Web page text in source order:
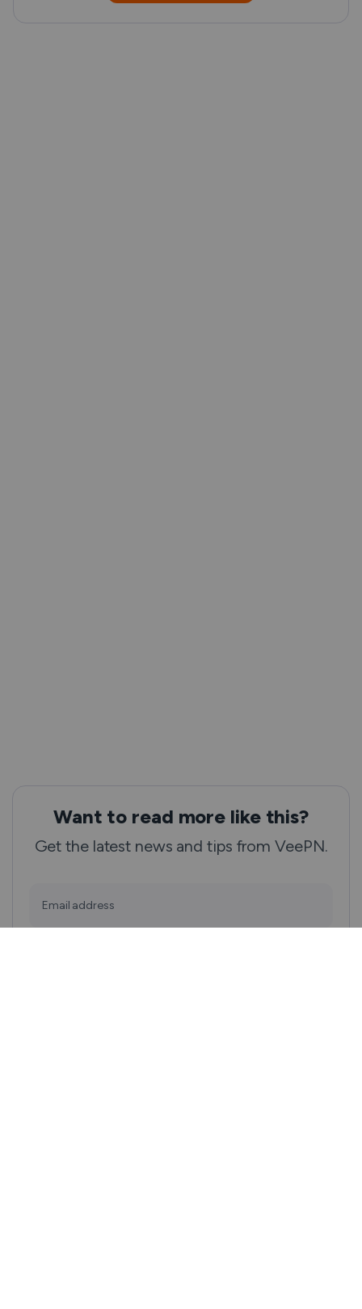
Want to read more like this?
Get the latest news and tips from VeePN.
Email address